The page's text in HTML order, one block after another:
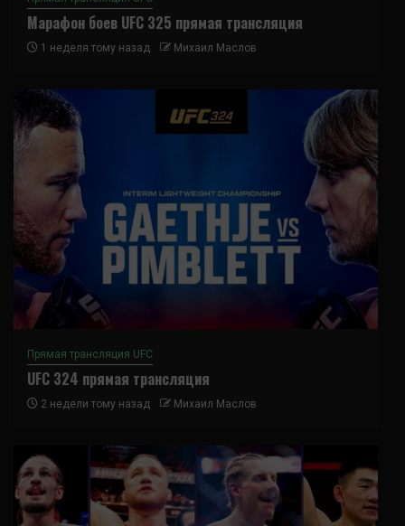
Марафон боев UFC 325 прямая трансляция
1 неделя тому назад Михаил Маслов
Прямая трансляция UFC
UFC 324 прямая трансляция
2 недели тому назад Михаил Маслов